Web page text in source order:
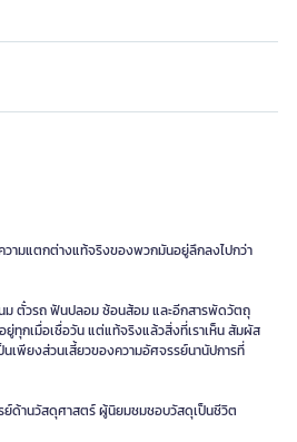
วามแตกต่างแท้จริงของพวกมันอยู่ลึกลงไปกว่า
ตั๋วรถ ฟันปลอม ซ้อนส้อม และอีกสารพัดวัตถุ
ยู่ทุกเมื่อเชื่อวัน แต่แท้จริงแล้วสิ่งที่เราเห็น สัมผัส
นเพียงส่วนเสี้ยวของความอัศจรรย์นานัปการที่
ย์ด้านวัสดุศาสตร์ ผู้นิยมชมชอบวัสดุเป็นชีวิต